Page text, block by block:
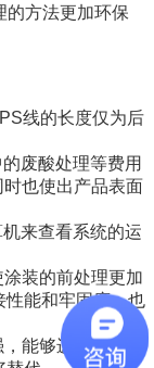
方法更加环保
线的长度仅为后
废酸处理等费用
也使出产品表面
来查看系统的运
装的前处理更加
性能和牢固度，也
能够进行后续的